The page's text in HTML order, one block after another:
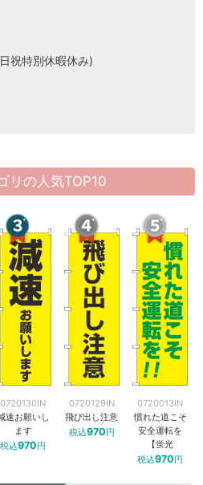
祝特別休暇休み)
リの人気TOP10
0720130IN
速お願いし
ます
税込970円
0720129IN
飛び出し注意
税込970円
0720013IN
慣れた道こそ
安全運転を
【蛍光
税込970円